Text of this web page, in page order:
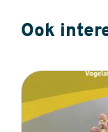
Ook